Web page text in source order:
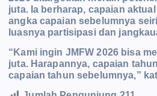
juta. Ia berharap, capaian
angka capaian sebelumnya
luasnya partisipasi dan
“Kami ingin JMFW 2026 bisa
juta. Harapannya, capaian
capaian tahun sebelumnya,”